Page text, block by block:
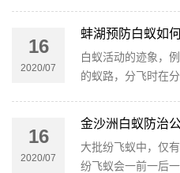
16
2020/07
白蚁活动的迹象，
的蚁路，分飞时在
堆放不动的物品，
16
2020/07
大批纷飞蚁中，仅
纷飞蚁会一前一后